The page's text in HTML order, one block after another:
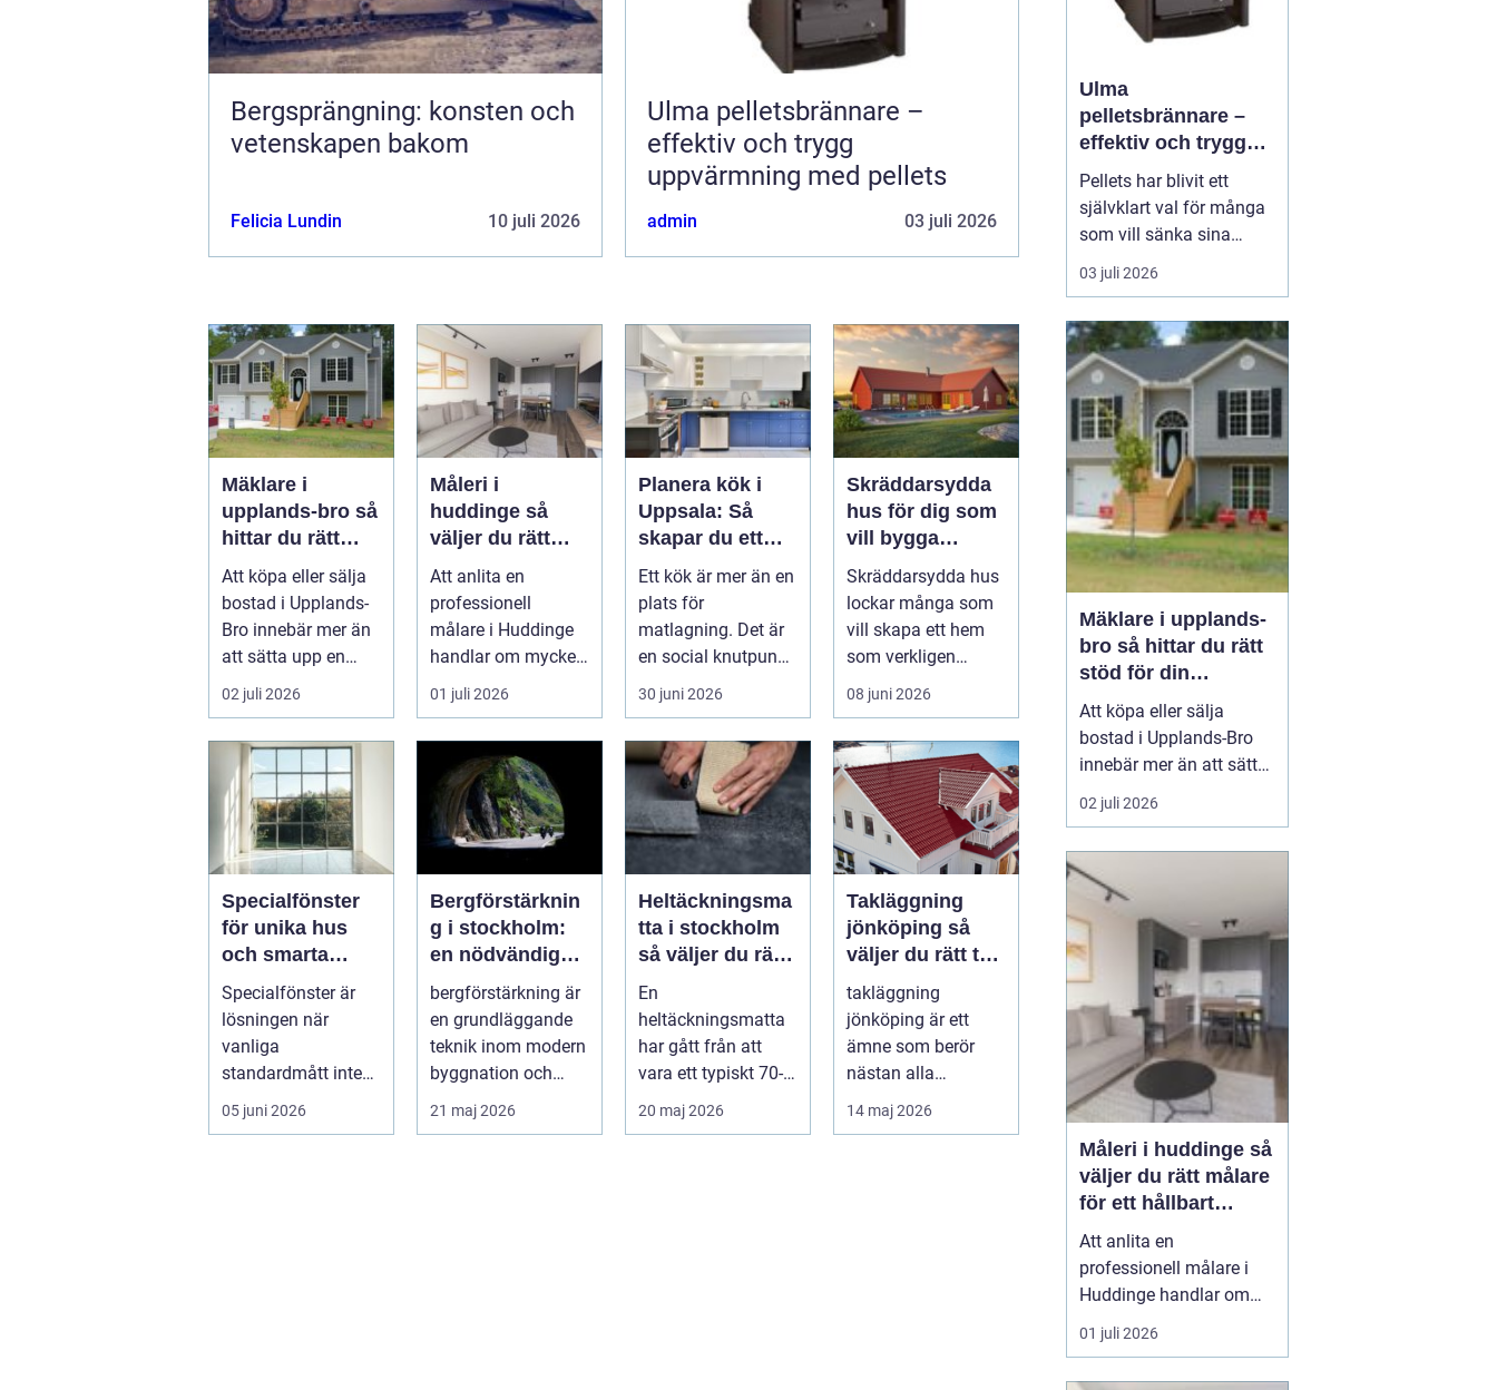
Bergsprängning: konsten och
vetenskapen bakom
Felicia Lundin 10 juli 2026
Ulma pelletsbrännare –
effektiv och trygg
uppvärmning med pellets
admin 03 juli 2026
Mäklare i
upplands-bro så
hittar du rätt
stöd för din
bostadsaffär
Att köpa eller sälja
bostad i Upplands-
Bro innebär mer än
att sätta upp en
annons och vänta
in bud. ...
02 juli 2026
Måleri i
huddinge så
väljer du rätt
målare för ett
hållbart resultat
Att anlita en
professionell
målare i Huddinge
handlar om mycket
mer än att få nya
färger på
väggarna...
01 juli 2026
Planera kök i
Uppsala: Så
skapar du ett
funktionellt och
hållbart kök
Ett kök är mer än en
plats för
matlagning. Det är
en social knutpunkt,
en a...
30 juni 2026
Skräddarsydda
hus för dig som
vill bygga
personligt och
hållbart
Skräddarsydda hus
lockar många som
vill skapa ett hem
som verkligen
speglar deras liv,
sm...
08 juni 2026
Specialfönster
för unika hus
och smarta
lösningar
Specialfönster är
lösningen när
vanliga
standardmått inte
räcker till, eller när
ett hus behöver
05 juni 2026
Bergförstärknin
g i stockholm:
en nödvändig
byggteknik
bergförstärkning är
en grundläggande
teknik inom modern
byggnation och
infrastrukturutveckli
ng, särs...
21 maj 2026
Heltäckningsma
tta i stockholm
så väljer du rätt
för hem och
kontor
En
heltäckningsmatta
har gått från att
vara ett typiskt 70-
talsinslag till att bli
en modern lösning...
20 maj 2026
Takläggning
jönköping så
väljer du rätt tak
för hus och
klimat
takläggning
jönköping är ett
ämne som berör
nästan alla
villaägare förr eller
senare, eftersom
14 maj 2026
Ulma
pelletsbrännare –
effektiv och trygg
uppvärmning med
pellets
Pellets har blivit ett
självklart val för många
som vill sänka sina
uppvärmningskostnader
och samtidigt minska
modern pelletsbrännare
ger hög verkningsgrad,
jämn värme och rel...
03 juli 2026
Mäklare i upplands-
bro så hittar du rätt
stöd för din
bostadsaffär
Att köpa eller sälja
bostad i Upplands-Bro
innebär mer än att sätta
upp en annons och
vänta in bud. Marknaden
dynamik, särskilt med
närheten till Mälaren,
pendeltåg mot
Stockholm och en
blandning av villor,
radhus, bostadsrätter
oc...
02 juli 2026
Måleri i huddinge så
väljer du rätt målare
för ett hållbart
resultat
Att anlita en
professionell målare i
Huddinge handlar om
mycket mer än att få nya
färger på väggarna. Det
01 juli 2026